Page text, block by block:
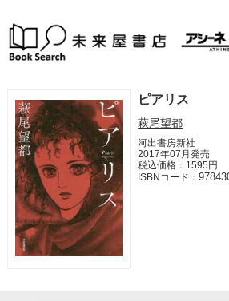
ピアリス
萩尾望都
河出書房新社
2017年07月発売
税込価格：1595円
ISBNコード：